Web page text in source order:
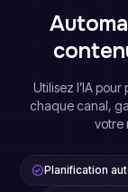
Utilisez l’IA
chaque canal,
votre
Planification